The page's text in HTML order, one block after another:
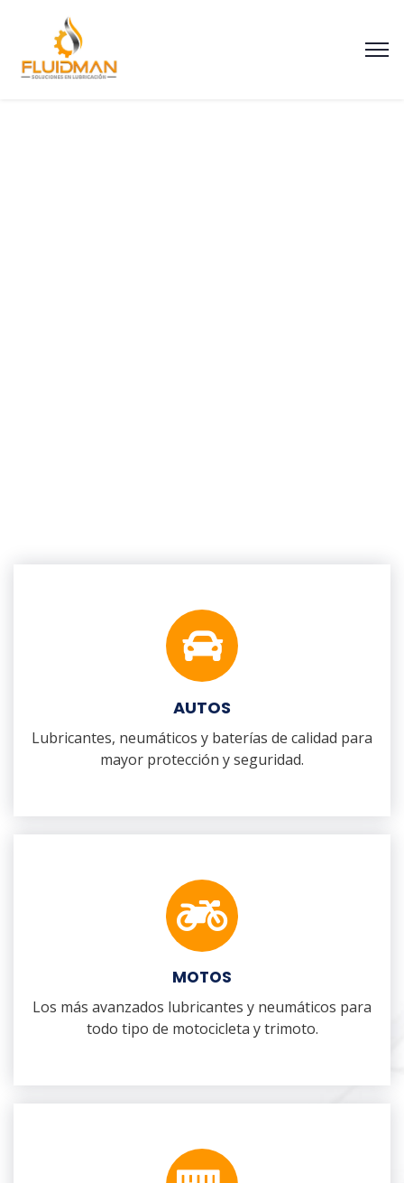
AUTOS
Lubricantes, neumáticos y baterías de calidad para
mayor protección y seguridad.
MOTOS
Los más avanzados lubricantes y neumáticos para
todo tipo de motocicleta y trimoto.